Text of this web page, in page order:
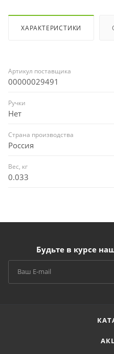
ХАРАКТЕРИСТИКИ
Артикул поставщика
00000029491
Ручки
Нет
Страна производства
Россия
Вес, кг
0.033
Будьте в курсе